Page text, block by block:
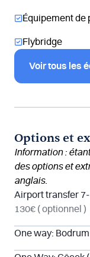
Équipement de
Flybridge
Voir tous les
Options et
Information :
des options et
anglais.
Airport transfer
130€ ( optionnel )
One way: